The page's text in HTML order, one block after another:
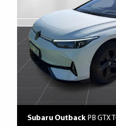
Subaru Outback PB GTX